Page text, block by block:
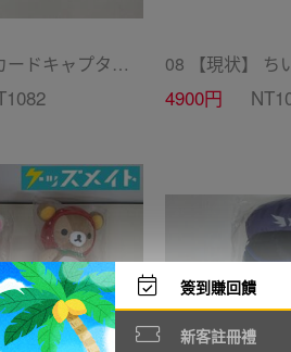
簽到賺回饋
新客註冊禮
05【現状】 カードキャプターさくら CC グッズ まとめ売り カードダス マスターズ 初版 木之本桜 少狼 他
4900円